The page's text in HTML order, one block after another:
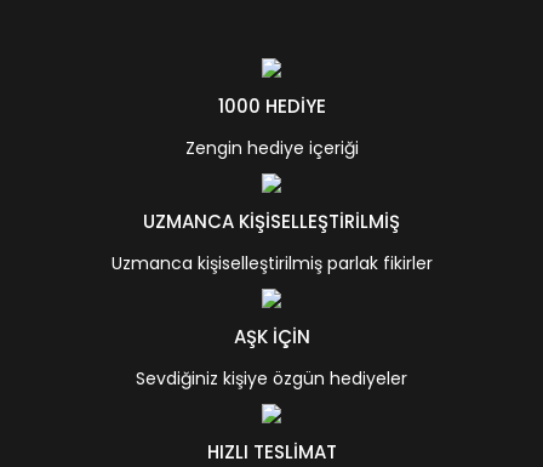
1000 HEDİYE
Zengin hediye içeriği
UZMANCA KİŞİSELLEŞTİRİLMİŞ
Uzmanca kişiselleştirilmiş parlak fikirler
AŞK İÇİN
Sevdiğiniz kişiye özgün hediyeler
HIZLI TESLİMAT